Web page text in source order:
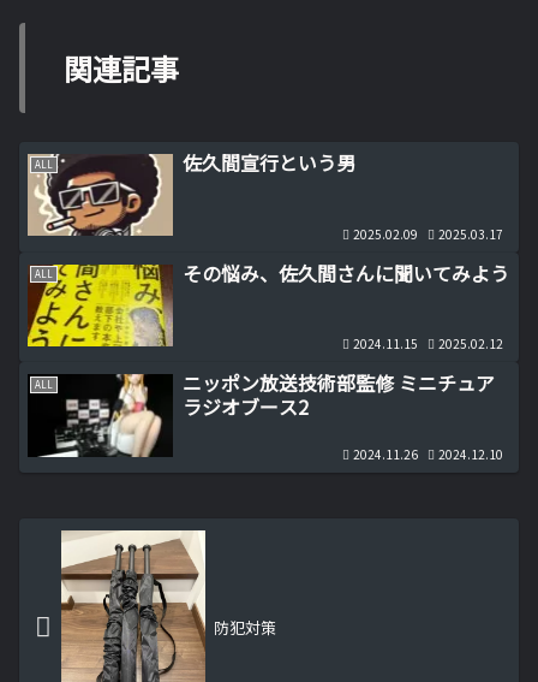
関連記事
ALL 佐久間宣行という男
2025.02.09 2025.03.17
ALL その悩み、佐久間さんに聞いてみよう
2024.11.15 2025.02.12
ALL
ニッポン放送技術部監修 ミニチュア
ラジオブース2
2024.11.26 2024.12.10
防犯対策